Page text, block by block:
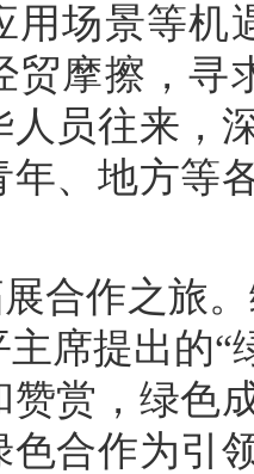
用场景等机
贸摩擦，寻
人员往来，
年、地方等
合作之旅
席提出的“
赞赏，绿色
色合作为引